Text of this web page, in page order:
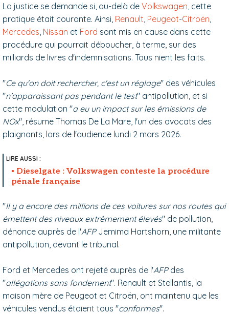
La justice se demande si, au-delà de Volkswagen , cette
pratique était courante. Ainsi, Renault Peugeot-Citroën
Mercedes Nissan et Ford sont mis en cause dans cette
procédure qui pourrait déboucher, à terme, sur des
milliards de livres d'indemnisations. Tous nient les faits.
"Ce qu'on doit rechercher, c'est un réglage" des véhicules
"n'apparaissant pas pendant le test" antipollution, et si
cette modulation "a eu un impact sur les émissions de
NOx", résume Thomas De La Mare, l'un des avocats des
plaignants, lors de l'audience lundi 2 mars 2026.
Dieselgate : Volkswagen conteste la procédure
pénale française
"Il y a encore des millions de ces voitures sur nos routes qui
émettent des niveaux extrêmement élevés" de pollution,
dénonce auprès de l'AFPJemima Hartshorn, une militante
antipollution, devant le tribunal.
Ford et Mercedes ont rejeté auprès de l'AFPdes
"allégations sans fondement". Renault et Stellantis, la
maison mère de Peugeot et Citroën, ont maintenu que les
véhicules vendus étaient tous "conformes".